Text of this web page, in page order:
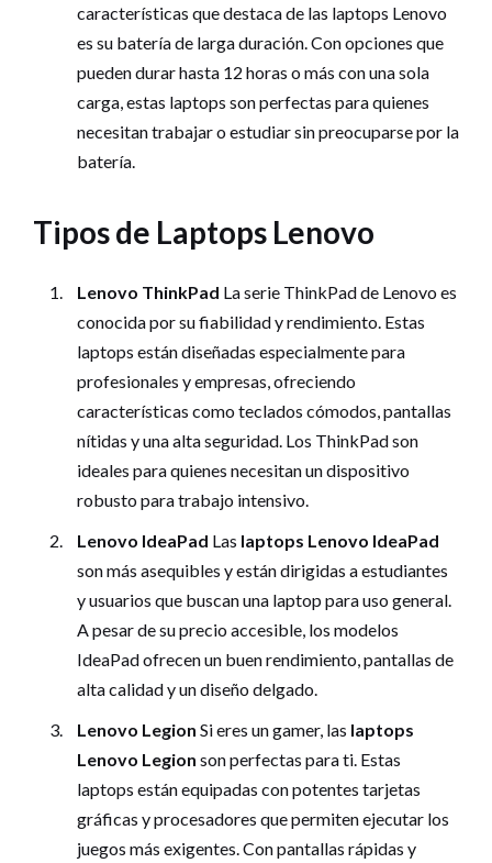
características que destaca de las laptops Lenovo
es su batería de larga duración. Con opciones que
pueden durar hasta 12 horas o más con una sola
carga, estas laptops son perfectas para quienes
necesitan trabajar o estudiar sin preocuparse por la
batería.
Tipos de Laptops Lenovo
Lenovo ThinkPad La serie ThinkPad de Lenovo es
conocida por su fiabilidad y rendimiento. Estas
laptops están diseñadas especialmente para
profesionales y empresas, ofreciendo
características como teclados cómodos, pantallas
nítidas y una alta seguridad. Los ThinkPad son
ideales para quienes necesitan un dispositivo
robusto para trabajo intensivo.
Lenovo IdeaPad Las laptops Lenovo IdeaPad
son más asequibles y están dirigidas a estudiantes
y usuarios que buscan una laptop para uso general.
A pesar de su precio accesible, los modelos
IdeaPad ofrecen un buen rendimiento, pantallas de
alta calidad y un diseño delgado.
Lenovo Legion Si eres un gamer, las laptops
Lenovo Legion son perfectas para ti. Estas
laptops están equipadas con potentes tarjetas
gráficas y procesadores que permiten ejecutar los
juegos más exigentes. Con pantallas rápidas y